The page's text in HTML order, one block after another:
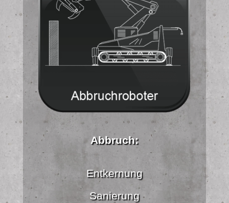
Abbruch:
Entkernung
Sanierung